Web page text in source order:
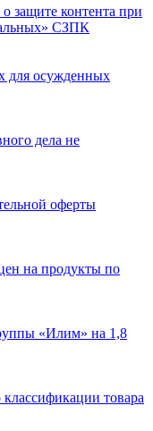
защите контента при
СЗПК
для осужденных
дела не
оферты
на продукты по
«Илим» на 1,8
товара